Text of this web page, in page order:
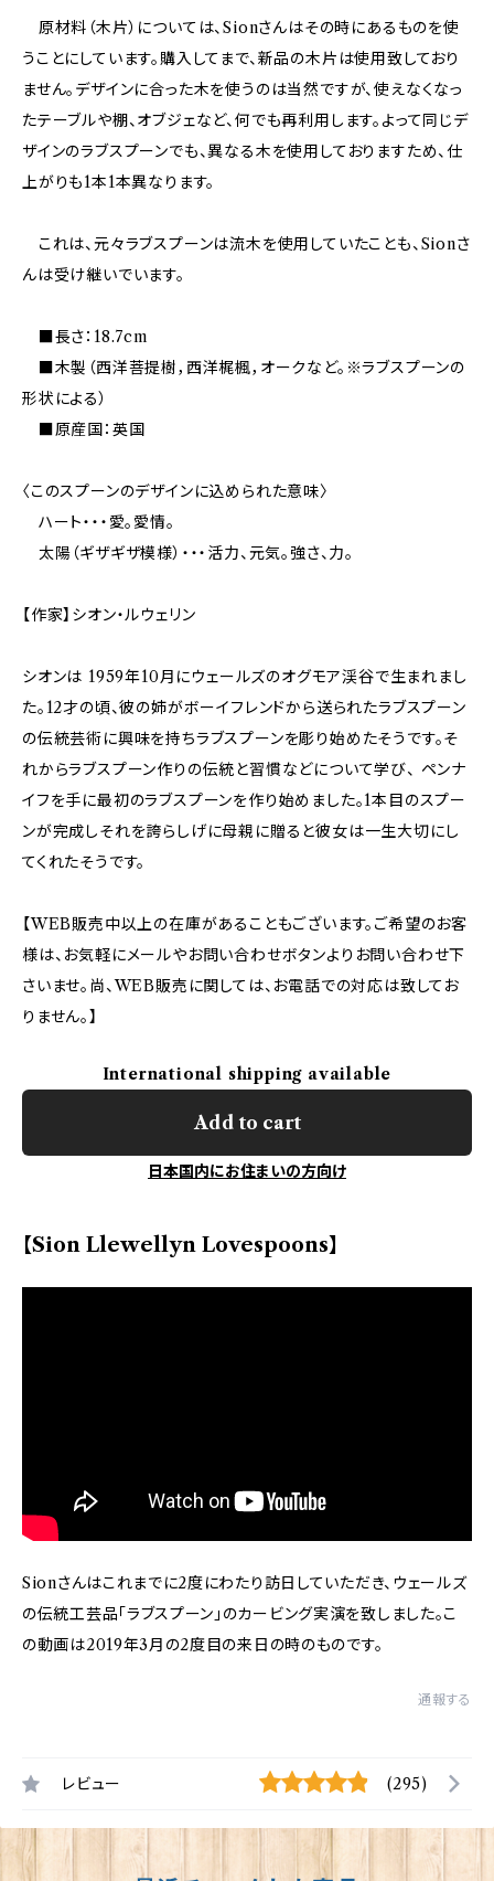
原材料（木片）については、Sionさんはその時にあるものを使
うことにしています。購入してまで、新品の木片は使用致しており
ません。デザインに合った木を使うのは当然ですが、使えなくなっ
たテーブルや棚、オブジェなど、何でも再利用します。よって同じデ
ザインのラブスプーンでも、異なる木を使用しておりますため、仕
上がりも1本1本異なります。
これは、元々ラブスプーンは流木を使用していたことも、Sionさ
んは受け継いでいます。
■長さ：18.7cm
■木製（西洋菩提樹，西洋梶楓，オークなど。※ラブスプーンの
形状による）
■原産国：英国
〈このスプーンのデザインに込められた意味〉
ハート・・・愛。愛情。
太陽（ギザギザ模様）・・・活力、元気。強さ、力。
【作家】シオン・ルウェリン
シオンは 1959年10月にウェールズのオグモア渓谷で生まれまし
た。12才の頃、彼の姉がボーイフレンドから送られたラブスプーン
の伝統芸術に興味を持ちラブスプーンを彫り始めたそうです。そ
れからラブスプーン作りの伝統と習慣などについて学び、 ペンナ
イフを手に最初のラブスプーンを作り始めました。1本目のスプー
ンが完成しそれを誇らしげに母親に贈ると彼女は一生大切にし
てくれたそうです。
【WEB販売中以上の在庫があることもございます。ご希望のお客
様は、お気軽にメールやお問い合わせボタンよりお問い合わせ下
さいませ。尚、WEB販売に関しては、お電話での対応は致してお
りません。】
International shipping available
Add to cart
日本国内にお住まいの方向け
【Sion Llewellyn Lovespoons】
Sionさんはこれまでに2度にわたり訪日していただき、ウェールズ
の伝統工芸品「ラブスプーン」のカービング実演を致しました。こ
の動画は2019年3月の2度目の来日の時のものです。
通報する
レビュー (295)